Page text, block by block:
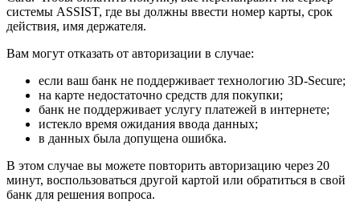
системы ASSIST, где вы должны ввести номер карты, срок
действия, имя держателя.
Вам могут отказать от авторизации в случае:
если ваш банк не поддерживает технологию 3D-Secure;
на карте недостаточно средств для покупки;
банк не поддерживает услугу платежей в интернете;
истекло время ожидания ввода данных;
в данных была допущена ошибка.
В этом случае вы можете повторить авторизацию через 20
минут, воспользоваться другой картой или обратиться в свой
банк для решения вопроса.